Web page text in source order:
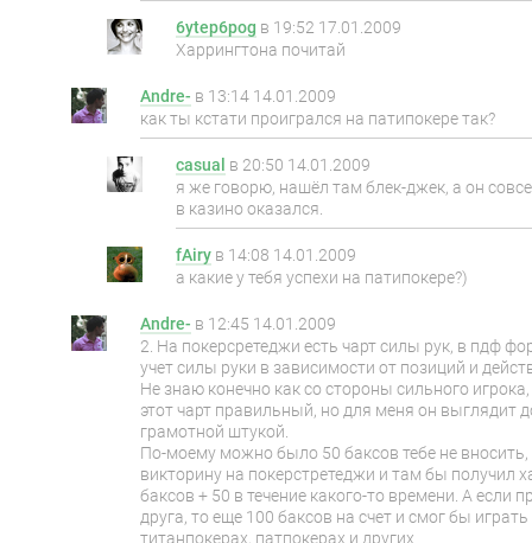
6ytep6pog в 19:52 17.01.2009
Харрингтона почитай
Andre- в 13:14 14.01.2009
как ты кстати проигрался на патипокере так?
casual в 20:50 14.01.2009
я же говорю, нашёл там блек-джек, а он
в казино оказался.
fAiry в 14:08 14.01.2009
а какие у тебя успехи на патипокере?)
Andre- в 12:45 14.01.2009
2. На покерсретеджи есть чарт силы рук, в пдф
учет силы руки в зависимости от позиций и
Не знаю конечно как со стороны сильного
этот чарт правильный, но для меня он выглядит
грамотной штукой.
По-моему можно было 50 баксов тебе не
викторину на покерстретеджи и там бы получил
баксов + 50 в течение какого-то времени. А если
друга, то еще 100 баксов на счет и смог бы
титанпокерах, патпокерах и других